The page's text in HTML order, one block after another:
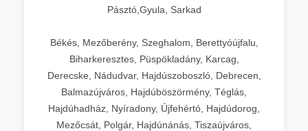
Pásztó,Gyula, Sarkad
Békés, Mezőberény, Szeghalom, Berettyóújfalu,
Biharkeresztes, Püspökladány, Karcag,
Derecske, Nádudvar, Hajdúszoboszló, Debrecen,
Balmazújváros, Hajdúböszörmény, Téglás,
Hajdúhadház, Nyíradony, Újfehértó, Hajdúdorog,
Mezőcsát, Polgár, Hajdúnánás, Tiszaújváros,